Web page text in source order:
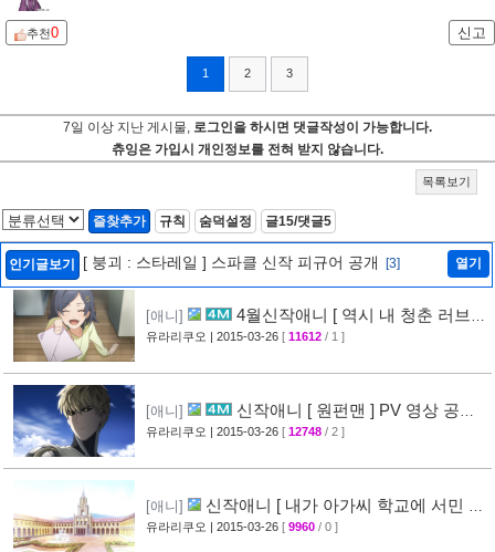
추천0 신고
1 2 3
7일 이상 지난 게시물, 로그인을 하시면 댓글작성이 가능합니다.
츄잉은 가입시 개인정보를 전혀 받지 않습니다.
목록보기
즐찾추가 규칙 숨덕설정 글15/댓글5
인기글보기 [ 붕괴 : 스타레일 ] 스파클 신작 피규어 공개 [3] 열기
[애니]
4월신작애니 [ 역시 내 청춘 러브코
메디는 잘못됐다 속 ] 2차 PV 영상 공개
유라리쿠오 | 2015-03-26 [ 11612 / 1 ]
[애니]
신작애니 [ 원펀맨 ] PV 영상 공개 (
onepunchman ) [49]
유라리쿠오 | 2015-03-26 [ 12748 / 2 ]
[애니]
신작애니 [ 내가 아가씨 학교에 서민 샘
플로 겟츠당한 사건 ] 티저 영상 공개
유라리쿠오 | 2015-03-26 [ 9960 / 0 ]